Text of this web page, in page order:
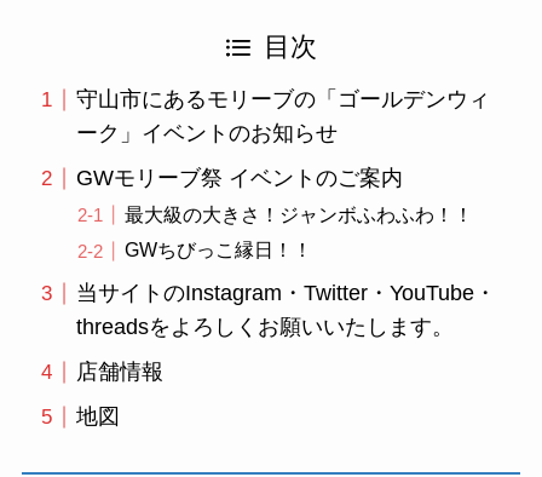
目次
守山市にあるモリーブの「ゴールデンウィ
ーク」イベントのお知らせ
GWモリーブ祭 イベントのご案内
最大級の大きさ！ジャンボふわふわ！！
GWちびっこ縁日！！
当サイトのInstagram・Twitter・YouTube・
threadsをよろしくお願いいたします。
店舗情報
地図